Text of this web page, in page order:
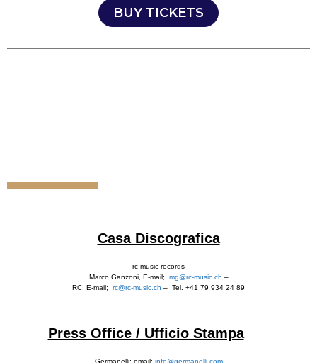
BUY TICKETS
Casa Discografica
rc-music records
Marco Ganzoni, E-mail; mg@rc-music.ch –
RC, E-mail; rc@rc-music.ch – Tel. +41 79 934 24 89
Press Office / Ufficio Stampa
Germanelli; email: info@germanelli.com